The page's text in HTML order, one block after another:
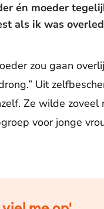
én moeder
als ik was
zou gaan
Uit
Ze wilde
voor jonge